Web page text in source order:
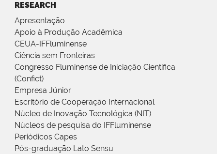
RESEARCH
Apresentação
Apoio à Produção Acadêmica
CEUA-IFFluminense
Ciência sem Fronteiras
Congresso Fluminense de Iniciação Científica
(Confict)
Empresa Júnior
Escritório de Cooperação Internacional
Núcleo de Inovação Tecnológica (NIT)
Núcleos de pesquisa do IFFluminense
Periódicos Capes
Pós-graduação Lato Sensu